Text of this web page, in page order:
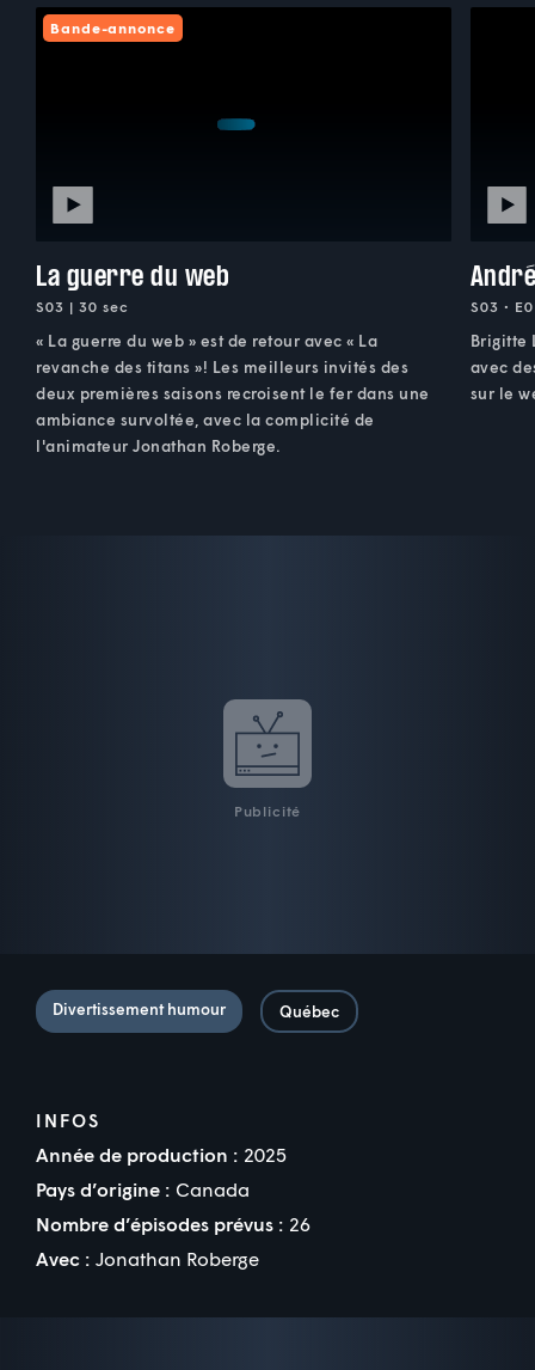
Bande-annonce
La guerre du web
S03 | 30 sec
« La guerre du web » est de retour avec « La
revanche des titans »! Les meilleurs invités des
deux premières saisons recroisent le fer dans une
ambiance survoltée, avec la complicité de
l'animateur Jonathan Roberge.
S03 •
Brigitte
avec
sur le
Publicité
Divertissement humour Québec
INFOS
Année de production : 2025
Pays d’origine : Canada
Nombre d’épisodes prévus : 26
Avec : Jonathan Roberge